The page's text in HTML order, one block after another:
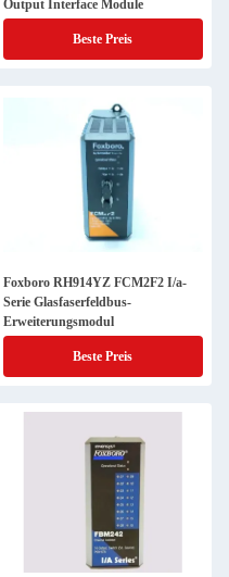
Output Interface Module
Beste Preis
Foxboro RH914YZ FCM2F2 I/a-
Serie Glasfaserfeldbus-
Erweiterungsmodul
Beste Preis